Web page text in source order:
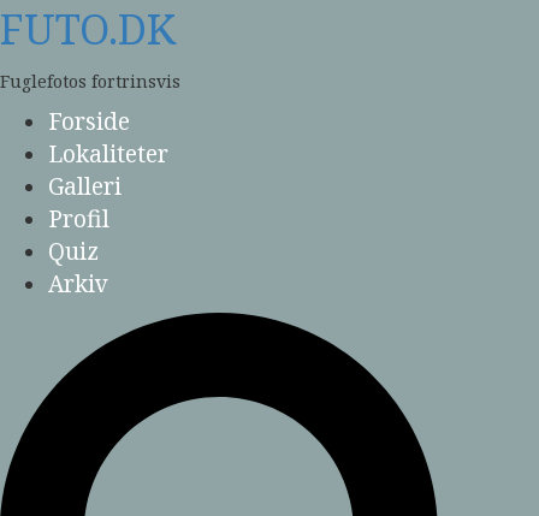
Skip
to
content
FUTO.DK
Fuglefotos fortrinsvis
Forside
Lokaliteter
Galleri
Profil
Quiz
Arkiv